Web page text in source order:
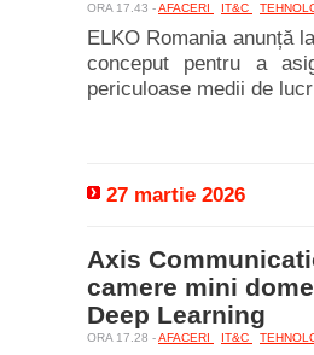
ORA 17.43 -AFACERI IT&C
ELKO Romania anunță
conceput pentru a
periculoase medii de
27 martie 2026
Axis
camere mini
Deep Learning
ORA 17.28 -AFACERI IT&C